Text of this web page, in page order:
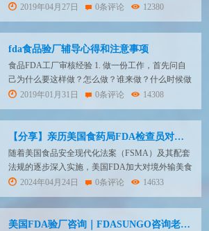
充含有或含有以下一种或多种膳食成分的饮食的产
品： （1）维生素； （2）矿物； （3）草本植物
或其他植物； （4）氨基酸； （5）人类通过增加
总膳食摄入来补充饮食的饮...
2019年04月27日 0条评论 12380
fda食品验厂辅导心得和注意事项
食品FDA工厂审核经验 1. 做一份工作，首先问自
己为什么要这样做？怎么做？谁来做？什么时候做
（包括完成时间）？ 2. 评审文件; 根据QSIT方法
——基于7个子系统，4个主要子系统（管理，设
计，校正和预防，生产过程）; 3个支持子系统（文
件，材料，生产工具和设备控制）; FDA检查当你
工作时，你会抓住一点并抓住...
2019年01月31日 0条评论 14308
【分享】亲历美国食药局FDA检查员对食品工厂检查经验分享
随着美国食品安全现代化法案（FSMA）及其配套
法规的逐步深入实施，美国FDA加大对境外输美食
品企业实施检查，以此提高供给美国的食品安全。
全球输美食品企业受到来自美国FDA现场检查的频
率也越来越高。 117法规（即21 CFR Part 117
Current Good Manufacturing Practice...
2024年04月24日 0条评论 14633
美国FDA验厂咨询｜FDASUNGO咨询老师分享FDA现场审核经验！